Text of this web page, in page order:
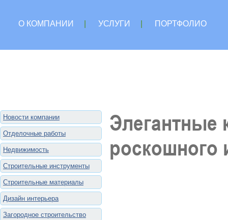
О КОМПАНИИ УСЛУГИ
ПОРТФОЛИО
Новости компании
Отделочные работы
Недвижимость
Строительные инструменты
Строительные материалы
Дизайн интерьера
Загородное строительство
Элегантные
роскошного